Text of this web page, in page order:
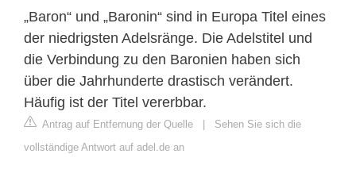
„Baron“ und „Baronin“ sind in Europa Titel eines
der niedrigsten Adelsränge. Die Adelstitel und
die Verbindung zu den Baronien haben sich
über die Jahrhunderte drastisch verändert.
Häufig ist der Titel vererbbar.
Antrag auf Entfernung der Quelle | Sehen Sie sich die
vollständige Antwort auf adel.de an